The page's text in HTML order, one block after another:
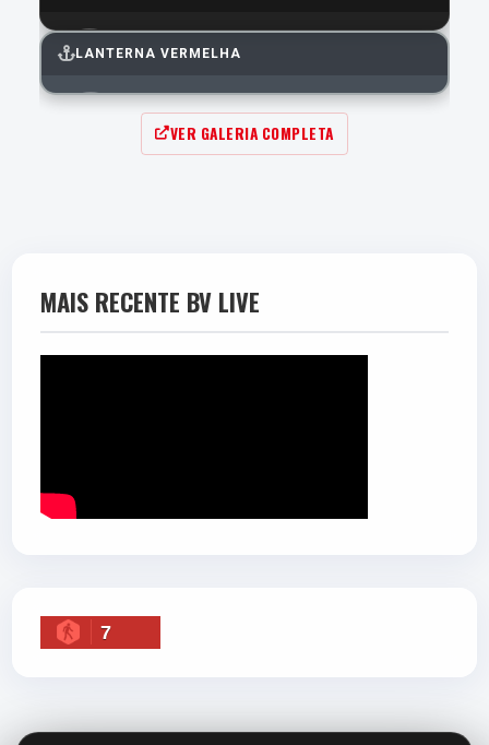
MATHEUS CUNHA
LANTERNA VERMELHA
ALAN PATRICK
Média: 3.9
VER GALERIA COMPLETA
MAIS RECENTE BV LIVE
7